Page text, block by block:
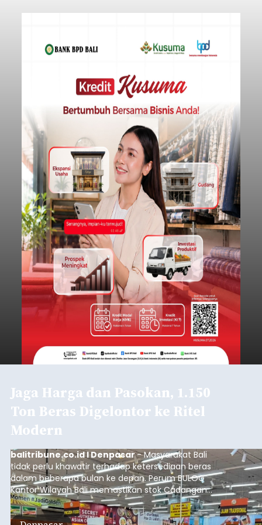
Jaga Harga dan Pasokan, 1.150
Ton Beras Digelontor ke Ritel
Modern
balitribune.co.id I Denpasar- Masyarakat Bali
tidak perlu khawatir terhadap ketersediaan beras
dalam beberapa bulan ke depan. Perum BULOG
Kantor Wilayah Bali memastikan stok Cadangan
Beras Pemerintah (CBP) masih dalam kondisi
aman, bahkan diproyeksikan mampu memenuhi